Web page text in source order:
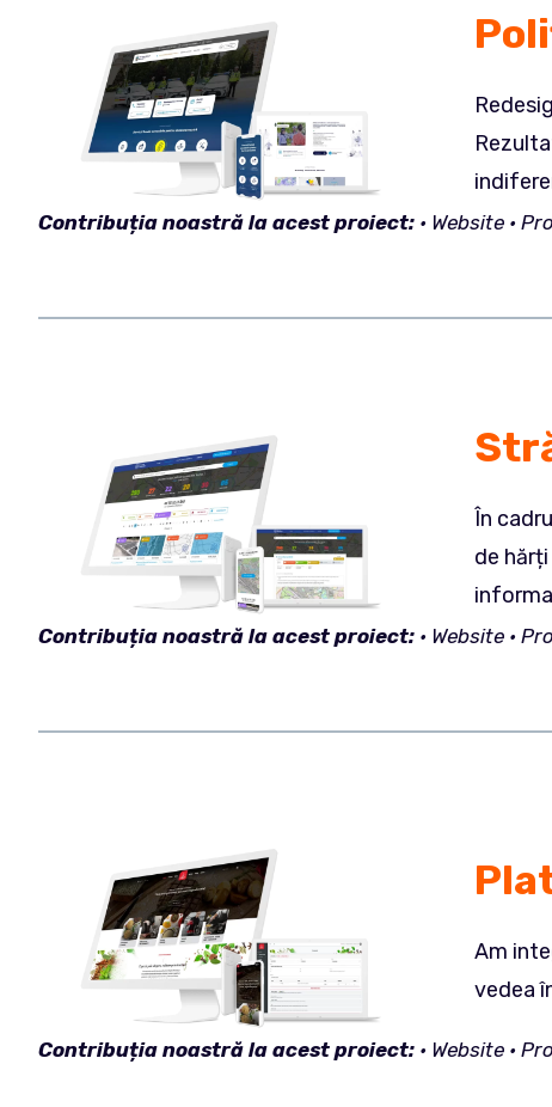
Contribuția noastră la acest proiect: • Website •
În
de
Contribuția noastră la acest proiect: • Website •
Am
vedea
Contribuția noastră la acest proiect: • Website •